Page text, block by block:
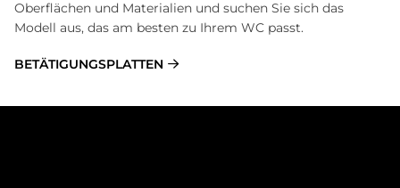
Oberflächen und Materialien und suchen Sie sich das
Modell aus, das am besten zu Ihrem WC passt.
BETÄTIGUNGSPLATTEN